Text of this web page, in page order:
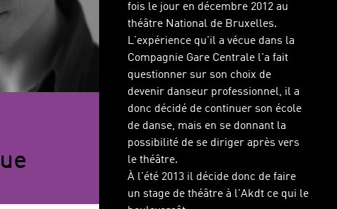
fois le jour en décembre 2012 au
théâtre National de Bruxelles.
L’expérience qu'il a vécue dans la
Compagnie Gare Centrale l'a fait
questionner sur son choix de
devenir danseur professionnel, il a
donc décidé de continuer son école
de danse, mais en se donnant la
possibilité de se diriger après vers
le théâtre.
À l'été 2013 il décide donc de faire
un stage de théâtre à l'Akdt ce qui le